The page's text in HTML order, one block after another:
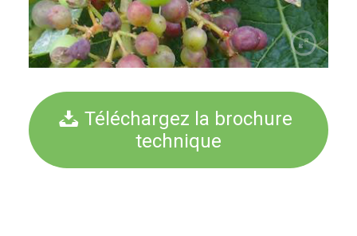
Téléchargez la brochure
technique